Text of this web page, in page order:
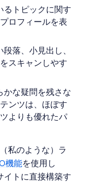
るトピックに関す
ロフィールを表
段落、小見出し、
スキャンしやす
かな疑問を残さな
ンツは、ほぼす
よりも優れたパ
私のような）ラ
機能を使用し
イトに直接構築す